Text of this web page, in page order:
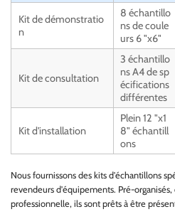
Kit de démonstratio
n
8 échantillo
ns de coule
urs 6 "x6"
Kit de consultation
3 échantillo
ns A4 de sp
écifications
différentes
Kit d'installation
Plein 12 "x1
8" échantill
ons
Nous fournissons des kits d'échantillons
revendeurs d'équipements. Pré-
professionnelle, ils sont prêts à être